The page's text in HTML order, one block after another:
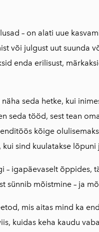
– on alati uue
või julgust uut suunda
enda erilisust,
seda hetke, kui
seda tööd, sest tean
kõige
sind kuulatakse
– igapäevaselt õppides,
sünnib mõistmine – ja
mis aitas mind ka
kuidas keha kaudu